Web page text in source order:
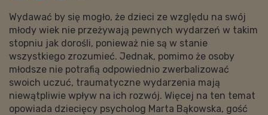
Wydawać by się mogło, że dzieci ze względu na swój
młody wiek nie przeżywają pewnych wydarzeń w takim
stopniu jak dorośli, ponieważ nie są w stanie
wszystkiego zrozumieć. Jednak, pomimo że osoby
młodsze nie potrafią odpowiednio zwerbalizować
swoich uczuć, traumatyczne wydarzenia mają
niewątpliwie wpływ na ich rozwój. Więcej na ten temat
opowiada dziecięcy psycholog Marta Bąkowska, gość